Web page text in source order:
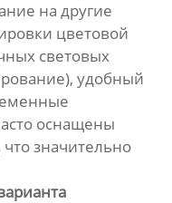
на другие
цветовой
световых
удобный
оснащены
значительно